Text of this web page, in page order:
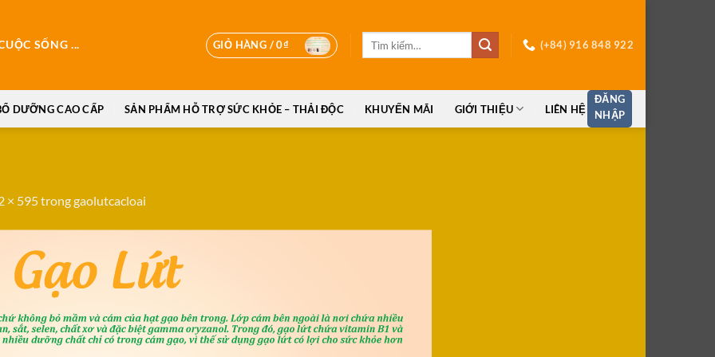
SỐNG ... GIỎ HÀNG /0₫ (+84) 916 848 922
DƯỠNG CAO CẤP SẢN PHẨM HỖ TRỢ SỨC KHỎE – THẢI ĐỘC KHUYẾN MÃI GIỚI THIỆU LIÊN HỆ
ĐĂNG
NHẬP
× 595tronggaolutcacloai